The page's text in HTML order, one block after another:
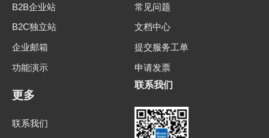
B2B企业站
B2C独立站
企业邮箱
功能演示
常见问题
文档中心
提交服务工单
申请发票
更多
联系我们
联系我们